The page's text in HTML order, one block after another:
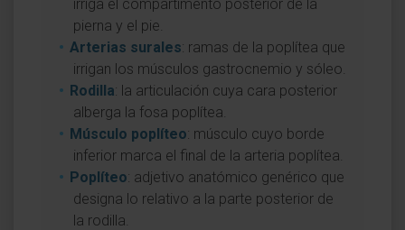
irriga el compartimento posterior de la
pierna y el pie.
Arterias surales: ramas de la poplítea que
irrigan los músculos gastrocnemio y sóleo.
Rodilla: la articulación cuya cara posterior
alberga la fosa poplítea.
Músculo poplíteo: músculo cuyo borde
inferior marca el final de la arteria poplítea.
Poplíteo: adjetivo anatómico genérico que
designa lo relativo a la parte posterior de
la rodilla.